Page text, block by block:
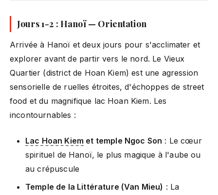
Jours 1-2 : Hanoï — Orientation
Arrivée à Hanoï et deux jours pour s'acclimater et
explorer avant de partir vers le nord. Le Vieux
Quartier (district de Hoan Kiem) est une agression
sensorielle de ruelles étroites, d'échoppes de street
food et du magnifique lac Hoan Kiem. Les
incontournables :
Lac Hoan Kiem et temple Ngoc Son : Le cœur
spirituel de Hanoï, le plus magique à l'aube ou
au crépuscule
Temple de la Littérature (Van Mieu) : La